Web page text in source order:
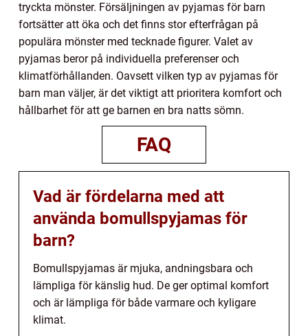
tryckta mönster. Försäljningen av pyjamas för barn
fortsätter att öka och det finns stor efterfrågan på
populära mönster med tecknade figurer. Valet av
pyjamas beror på individuella preferenser och
klimatförhållanden. Oavsett vilken typ av pyjamas för
barn man väljer, är det viktigt att prioritera komfort och
hållbarhet för att ge barnen en bra natts sömn.
FAQ
Vad är fördelarna med att
använda bomullspyjamas för
barn?
Bomullspyjamas är mjuka, andningsbara och
lämpliga för känslig hud. De ger optimal komfort
och är lämpliga för både varmare och kyligare
klimat.